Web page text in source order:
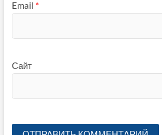
Email *
Сайт